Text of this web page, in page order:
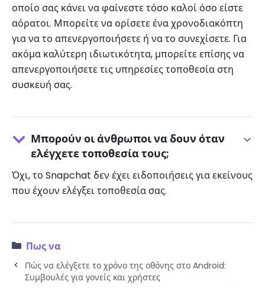
οποίο σας κάνει να φαίνεστε τόσο καλοί όσο είστε
αόρατοι. Μπορείτε να ορίσετε ένα χρονοδιακόπτη
για να το απενεργοποιήσετε ή να το συνεχίσετε. Για
ακόμα καλύτερη ιδιωτικότητα, μπορείτε επίσης να
απενεργοποιήσετε τις υπηρεσίες τοποθεσία στη
συσκευή σας.
Μπορούν οι άνθρωποι να δουν όταν
ελέγχετε τοποθεσία τους;
Όχι, το Snapchat δεν έχει ειδοποιήσεις για εκείνους
που έχουν ελέγξει τοποθεσία σας.
Πως να
Πώς να ελέγξετε το χρόνο της οθόνης στο Android:
Συμβουλές για γονείς και χρήστες